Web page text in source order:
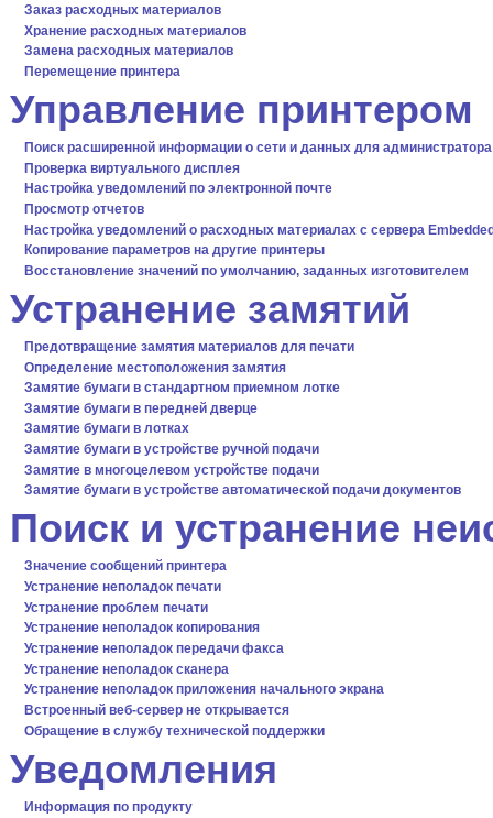
Заказ расходных материалов
Хранение расходных материалов
Замена расходных материалов
Перемещение принтера
Управление принтером
Поиск расширенной информации о сети и данных для администратора
Проверка виртуального дисплея
Настройка уведомлений по электронной почте
Просмотр отчетов
Настройка уведомлений о расходных материалах с сервера
Копирование параметров на другие принтеры
Восстановление значений по умолчанию, заданных изготовителем
Устранение замятий
Предотвращение замятия материалов для печати
Определение местоположения замятия
Замятие бумаги в стандартном приемном лотке
Замятие бумаги в передней дверце
Замятие бумаги в лотках
Замятие бумаги в устройстве ручной подачи
Замятие в многоцелевом устройстве подачи
Замятие бумаги в устройстве автоматической подачи документов
Поиск и устранение
Значение сообщений принтера
Устранение неполадок печати
Устранение проблем печати
Устранение неполадок копирования
Устранение неполадок передачи факса
Устранение неполадок сканера
Устранение неполадок приложения начального экрана
Встроенный веб-сервер не открывается
Обращение в службу технической поддержки
Уведомления
Информация по продукту